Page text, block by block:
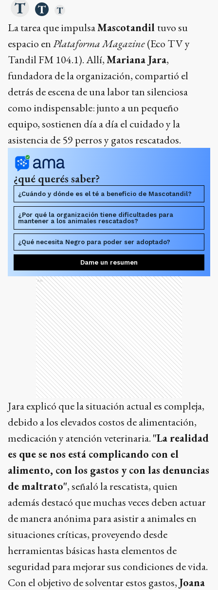
La tarea que impulsaMascotandil tuvo su
espacio enPlataforma Magazine(Eco TV y
Tandil FM 104.1). Allí,Mariana Jara,
fundadora de la organización, compartió el
detrás de escena de una labor tan silenciosa
como indispensable: junto a un pequeño
equipo, sostienen día a día el cuidado y la
asistencia de 59 perros y gatos rescatados.
¿qué querés saber?
¿Cuándo y dónde es el té a beneficio de Mascotandil?
¿Por qué la organización tiene dificultades para
mantener a los animales rescatados?
¿Qué necesita Negro para poder ser adoptado?
Dame un resumen
Ads
Jara explicó que la situación actual es compleja,
debido a los elevados costos de alimentación,
medicación y atención veterinaria. "La realidad
es que se nos está complicando con el
alimento, con los gastos y con las denuncias
de maltrato", señaló la rescatista, quien
además destacó que muchas veces deben actuar
de manera anónima para asistir a animales en
situaciones críticas, proveyendo desde
herramientas básicas hasta elementos de
seguridad para mejorar sus condiciones de vida.
Con el objetivo de solventar estos gastos, Joana